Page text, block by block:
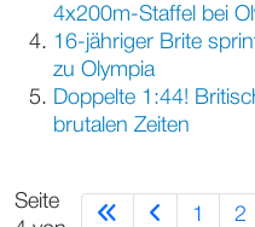
4x200m-Staffel bei
16-jähriger Brite
zu Olympia
Doppelte 1:44!
brutalen Zeiten
Seite
1 2